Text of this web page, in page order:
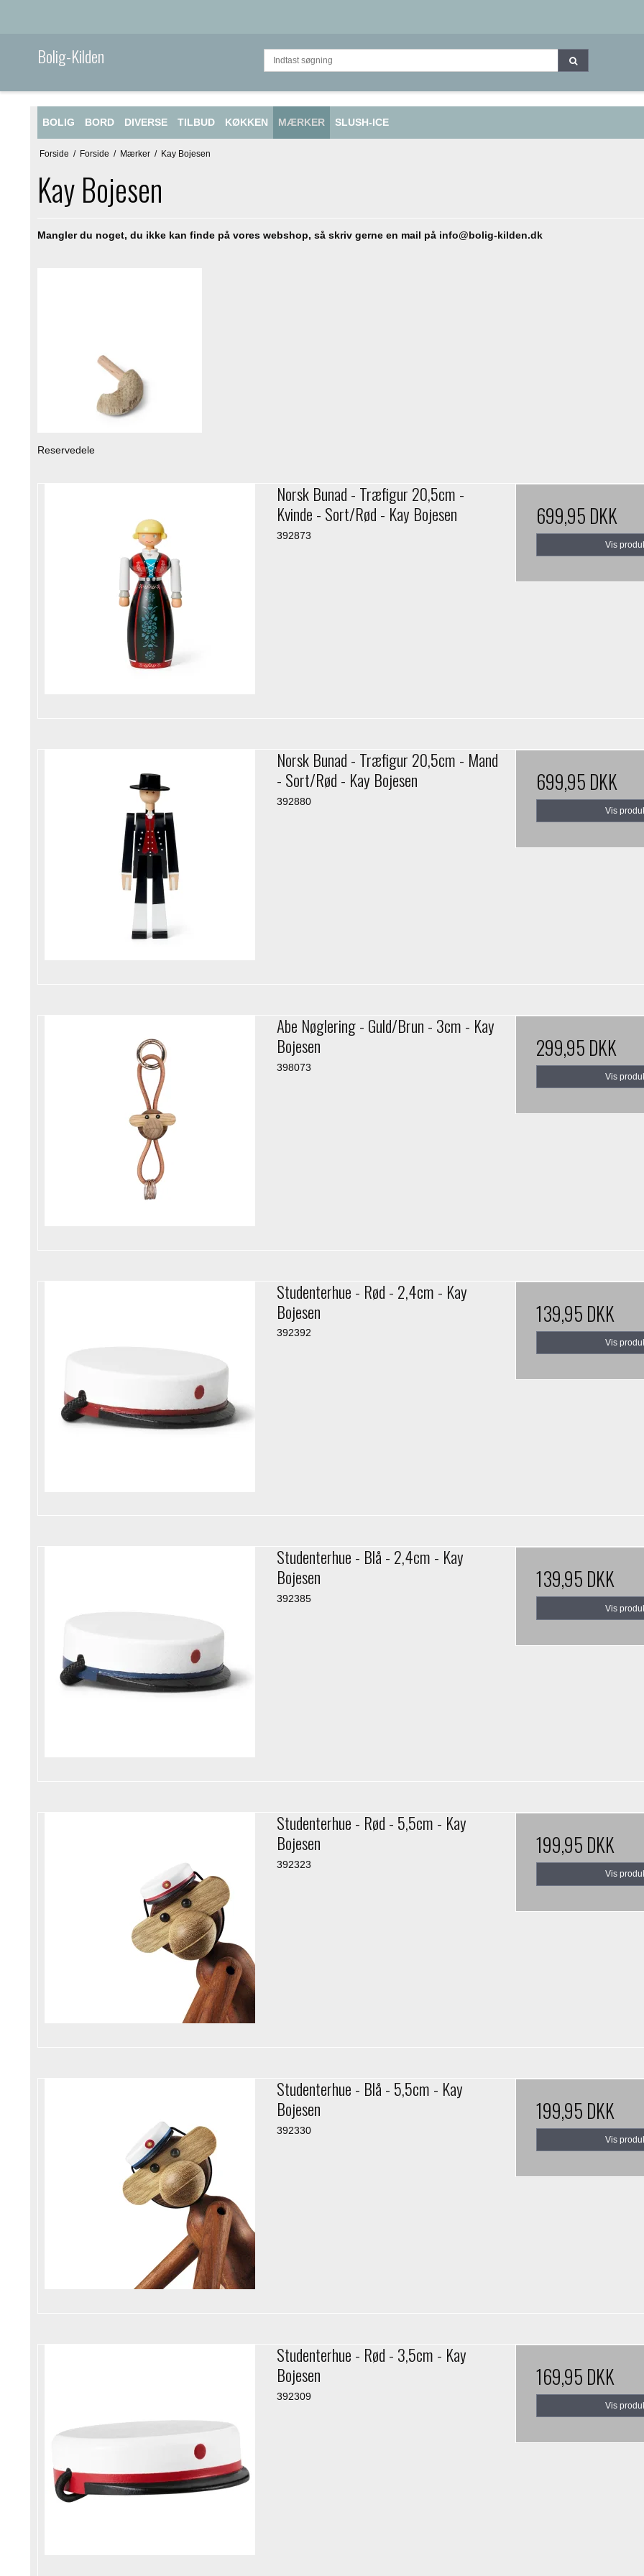
Bolig-Kilden
BOLIG BORD DIVERSE TILBUD KØKKEN MÆRKER SLUSH-ICE
Forside / Forside / Mærker / Kay Bojesen
Kay Bojesen
Mangler du noget, du ikke kan finde på vores webshop, så skriv gerne en mail på info@bolig-kilden.dk
Reservedele
Norsk Bunad - Træfigur 20,5cm -
Kvinde - Sort/Rød - Kay Bojesen
392873
699,95 DKK
Vis
Norsk Bunad - Træfigur 20,5cm - Mand
- Sort/Rød - Kay Bojesen
392880
699,95 DKK
Vis
Abe Nøglering - Guld/Brun - 3cm - Kay
Bojesen
398073
299,95 DKK
Vis
Studenterhue - Rød - 2,4cm - Kay
Bojesen
392392
139,95 DKK
Vis
Studenterhue - Blå - 2,4cm - Kay
Bojesen
392385
139,95 DKK
Vis
Studenterhue - Rød - 5,5cm - Kay
Bojesen
392323
199,95 DKK
Vis
Studenterhue - Blå - 5,5cm - Kay
Bojesen
392330
199,95 DKK
Vis
Studenterhue - Rød - 3,5cm - Kay
Bojesen
392309
169,95 DKK
Vis